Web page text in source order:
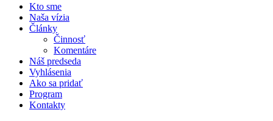
Kto sme
Naša vízia
Články
Činnosť
Komentáre
Náš predseda
Vyhlásenia
Ako sa pridať
Program
Kontakty